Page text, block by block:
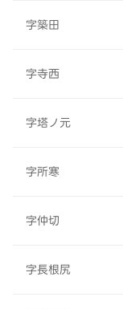
字築田
字寺西
字塔ノ元
字所寒
字仲切
字長根尻